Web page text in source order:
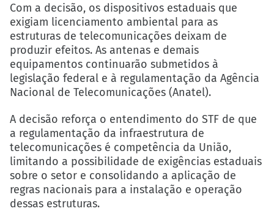
Com a decisão, os dispositivos estaduais que
exigiam licenciamento ambiental para as
estruturas de telecomunicações deixam de
produzir efeitos. As antenas e demais
equipamentos continuarão submetidos à
legislação federal e à regulamentação da Agência
Nacional de Telecomunicações (Anatel).
A decisão reforça o entendimento do STF de que
a regulamentação da infraestrutura de
telecomunicações é competência da União,
limitando a possibilidade de exigências estaduais
sobre o setor e consolidando a aplicação de
regras nacionais para a instalação e operação
dessas estruturas.